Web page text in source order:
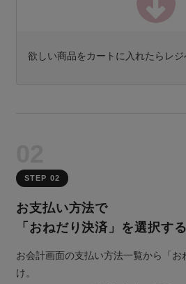
欲しい商品をカートに入れたらレ
STEP 02
お支払い方法で
「おねだり決済」を選択する
お会計画面の支払い方法一覧から「
け。